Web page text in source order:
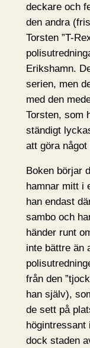
deckare och
den andra
Torsten ”T-
Erikshamn.
serien, men
med den
Torsten, som
ständigt
att göra något
Boken börjar
hamnar mitt i
han endast
sambo och
händer runt
inte bättre än
från den
han själv),
de sett på
dock staden